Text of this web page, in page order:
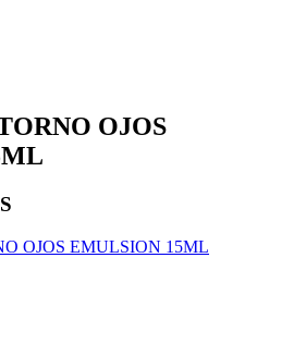
OJOS